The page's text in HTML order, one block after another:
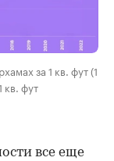
за 1 кв. фут (1
кв. фут
все еще